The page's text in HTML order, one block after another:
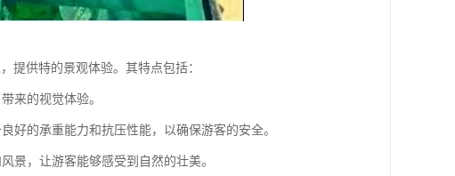
提供特的景观体验。其特点包括：
来的视觉体验。
的承重能力和抗压性能，以确保游客的安全。
景，让游客能够感受到自然的壮美。